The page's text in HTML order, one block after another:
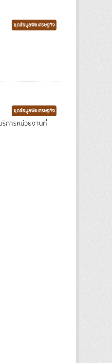
ชุดข้อมูลพืชเศรษฐกิจ
ชุดข้อมูลพืชเศรษฐกิจ
ริการหน่วยงานที่